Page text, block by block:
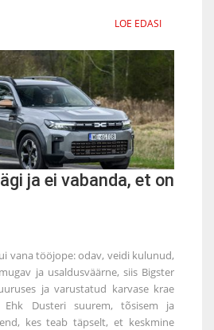
LOE EDASI
ja ei vabanda, et on
vana tööjope: odav, veidi kulunud,
ja usaldusväärne, siis Bigster
ja varustatud karvase krae
Ehk Dusteri suurem, tõsisem ja
kes teab täpselt, et keskmine